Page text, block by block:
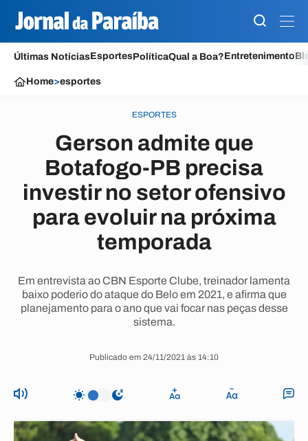
Últimas NotíciasEsportesPolíticaQual a Boa?Entretenimento
Home>esportes
ESPORTES
Gerson admite que
Botafogo-PB precisa
investir no setor ofensivo
para evoluir na próxima
temporada
Em entrevista ao CBN Esporte Clube, treinador lamenta
baixo poderio do ataque do Belo em 2021, e afirma que
planejamento para o ano que vai focar nas peças desse
sistema.
Publicado em 24/11/2021 às 14:10